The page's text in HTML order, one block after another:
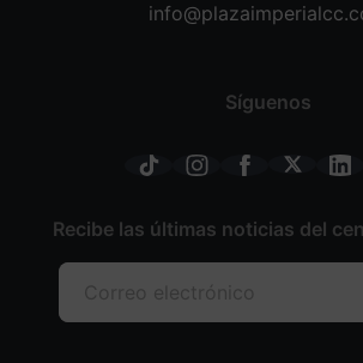
Síguenos
Recibe las últimas noticias del